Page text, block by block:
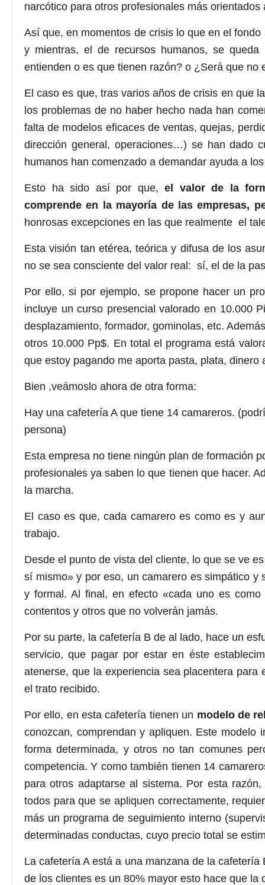
narcótico para otros profesionales más
Así que, en momentos de crisis lo que en el
y mientras, el de recursos humanos, se
entienden o es que tienen razón? o ¿Será que no
El caso es que, tras varios años de crisis en que
los problemas de no haber hecho nada han
falta de modelos eficaces de ventas, quejas,
dirección general, operaciones…) se han dado
humanos han comenzado a demandar ayuda a
Esto ha sido así por que, el valor de la
comprende en la mayoría de las empresas,
honrosas excepciones en las que realmente el
Esta visión tan etérea, teórica y difusa de los
no se sea consciente del valor real: sí, el de la
Por ello, si por ejemplo, se propone hacer un
incluye un curso presencial valorado en 10.000
desplazamiento, formador, gominolas, etc.
otros 10.000 Pp$. En total el programa está
que estoy pagando me aporta pasta, plata, dinero
Bien ,veámoslo ahora de otra forma:
Hay una cafetería A que tiene 14 camareros.
persona)
Esta empresa no tiene ningún plan de formación
profesionales ya saben lo que tienen que hacer.
la marcha.
El caso es que, cada camarero es como es y
trabajo.
Desde el punto de vista del cliente, lo que se ve
sí mismo» y por eso, un camarero es simpático
y formal. Al final, en efecto «cada uno es
contentos y otros que no volverán jamás.
Por su parte, la cafetería B de al lado, hace un
servicio, que pagar por estar en éste
atenerse, que la experiencia sea placentera
el trato recibido.
Por ello, en esta cafetería tienen un modelo de
conozcan, comprendan y apliquen. Este modelo
forma determinada, y otros no tan comunes
competencia. Y como también tienen 14
para otros adaptarse al sistema. Por esta
todos para que se apliquen correctamente,
más un programa de seguimiento interno
determinadas conductas, cuyo precio total se
La cafetería A está a una manzana de la
de los clientes es un 80% mayor esto hace que